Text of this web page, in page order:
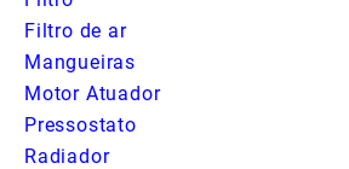
Filtro de ar
Mangueiras
Motor Atuador
Pressostato
Radiador